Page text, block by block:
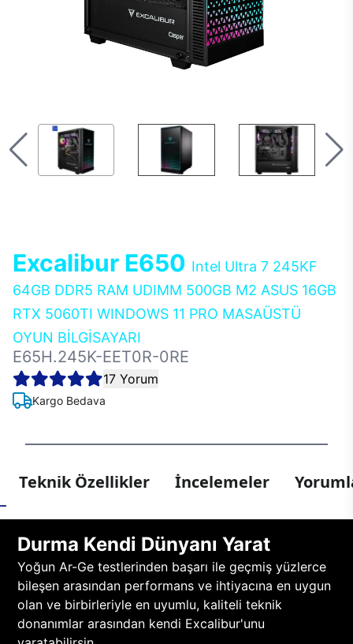
Excalibur E650 Intel Ultra 7 245KF
64GB DDR5 RAM UDIMM 500GB M2 ASUS 16GB
RTX 5060TI WINDOWS 11 PRO MASAÜSTÜ
OYUN BİLGİSAYARI
E65H.245K-EET0R-0RE
17 Yorum
Kargo Bedava
Teknik Özellikler İncelemeler
Durma Kendi Dünyanı Yarat
Yoğun Ar-Ge testlerinden başarı ile geçmiş yüzlerce
bileşen arasından performans ve ihtiyacına en uygun
olan ve birbirleriyle en uyumlu, kaliteli teknik
donanımlar arasından kendi Excalibur'unu